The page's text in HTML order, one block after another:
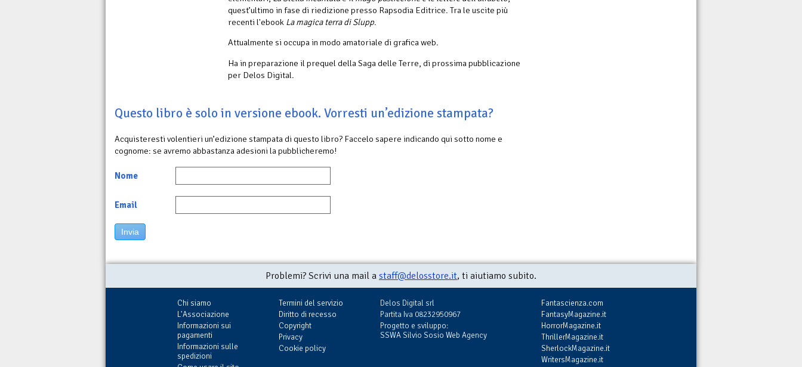
quest’ultimo in fase di riedizione presso Rapsodia Editrice. Tra le uscite più
recenti l'ebook La magica terra di Slupp.
Attualmente si occupa in modo amatoriale di grafica web.
Ha in preparazione il prequel della Saga delle Terre, di prossima pubblicazione
per Delos Digital.
Questo libro è solo in versione ebook. Vorresti un’edizione stampata?
Acquisteresti volentieri un’edizione stampata di questo libro? Faccelo sapere indicando qui sotto nome e
cognome: se avremo abbastanza adesioni la pubblicheremo!
Nome
Email
Invia
Problemi? Scrivi una mail a staff@delosstore.it, ti aiutiamo subito.
Chi siamo
L'Associazione
Informazioni sui
pagamenti
Informazioni sulle
spedizioni
Termini del servizio
Diritto di recesso
Copyright
Privacy
Cookie policy
Delos Digital srl
Partita Iva 08232950967
Progetto e sviluppo:
SSWA Silvio Sosio Web Agency
Fantascienza.com
FantasyMagazine.it
HorrorMagazine.it
ThrillerMagazine.it
SherlockMagazine.it
WritersMagazine.it